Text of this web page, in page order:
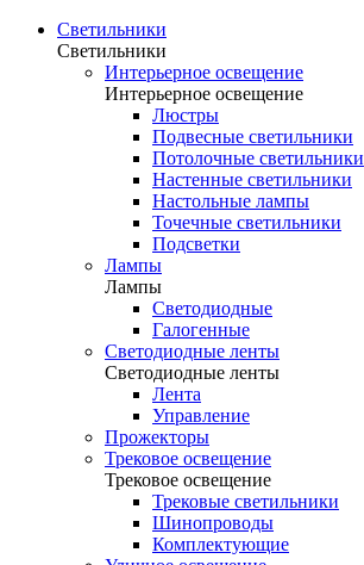
Светильники
Светильники
Интерьерное освещение
Интерьерное освещение
Люстры
Подвесные светильники
Потолочные светильники
Настенные светильники
Настольные лампы
Точечные светильники
Подсветки
Лампы
Лампы
Светодиодные
Галогенные
Светодиодные ленты
Светодиодные ленты
Лента
Управление
Прожекторы
Трековое освещение
Трековое освещение
Трековые светильники
Шинопроводы
Комплектующие